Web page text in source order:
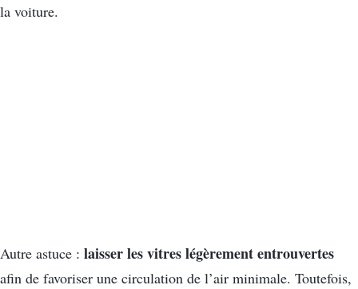
la voiture.
Autre astuce : laisser les vitres légèrement entrouvertes
afin de favoriser une circulation de l’air minimale. Toutefois,